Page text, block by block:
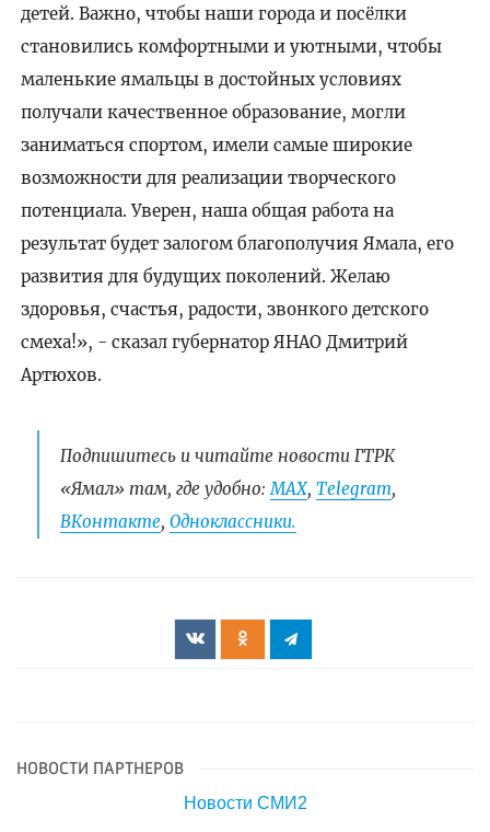
детей. Важно, чтобы наши города и посёлки
становились комфортными и уютными, чтобы
маленькие ямальцы в достойных условиях
получали качественное образование, могли
заниматься спортом, имели самые широкие
возможности для реализации творческого
потенциала. Уверен, наша общая работа на
результат будет залогом благополучия Ямала, его
развития для будущих поколений. Желаю
здоровья, счастья, радости, звонкого детского
смеха!», - сказал губернатор ЯНАО Дмитрий
Артюхов.
Подпишитесь и читайте новости ГТРК
«Ямал» там, где удобно:МАХ, Telegram,
ВКонтакте, Одноклассники.
НОВОСТИ ПАРТНЕРОВ
Новости СМИ2